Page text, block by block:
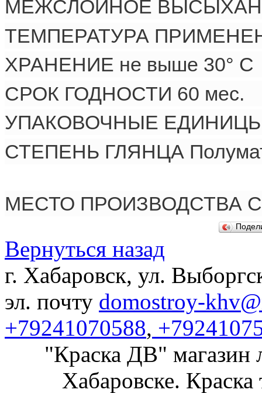
МЕЖСЛОЙНОЕ
ТЕМПЕРАТУРА
ХРАНЕНИЕ не выше 30° С
СРОК ГОДНОСТИ 60 мес.
УПАКОВОЧНЫЕ ЕДИНИЦЫ
СТЕПЕНЬ ГЛЯНЦА
МЕСТО ПРОИЗВОДСТВА
Вернуться назад
г. Хабаровск, ул.
эл. почту domostroy-
+79241070588,
"Краска ДВ" магазин
Хабаровске. Краска